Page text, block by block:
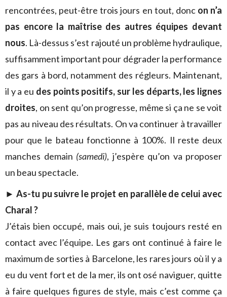
rencontrées, peut-être trois jours en tout, donc on n’a
pas encore la maîtrise des autres équipes devant
nous. Là-dessus s’est rajouté un problème hydraulique,
suffisamment important pour dégrader la performance
des gars à bord, notamment des régleurs. Maintenant,
il y a eu des points positifs, sur les départs, les lignes
droites, on sent qu’on progresse, même si ça ne se voit
pas au niveau des résultats. On va continuer à travailler
pour que le bateau fonctionne à 100%. Il reste deux
manches demain (samedi), j’espère qu’on va proposer
un beau spectacle.
► As-tu pu suivre le projet en parallèle de celui avec
Charal ?
J’étais bien occupé, mais oui, je suis toujours resté en
contact avec l’équipe. Les gars ont continué à faire le
maximum de sorties à Barcelone, les rares jours où il y a
eu du vent fort et de la mer, ils ont osé naviguer, quitte
à faire quelques figures de style, mais c’est comme ça